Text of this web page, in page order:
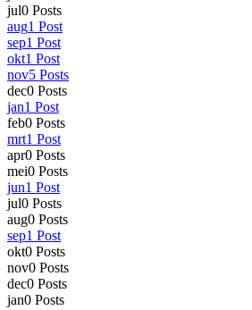
jul0 Posts
aug1 Post
sep1 Post
okt1 Post
nov5 Posts
dec0 Posts
jan1 Post
feb0 Posts
mrt1 Post
apr0 Posts
mei0 Posts
jun1 Post
jul0 Posts
aug0 Posts
sep1 Post
okt0 Posts
nov0 Posts
dec0 Posts
jan0 Posts